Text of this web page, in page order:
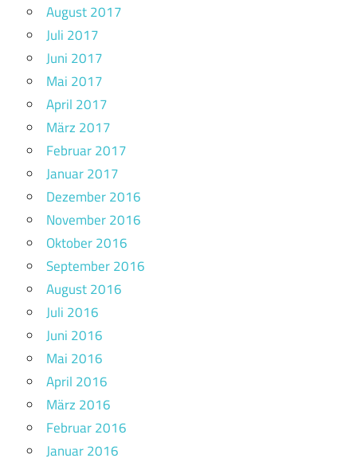
August 2017
Juli 2017
Juni 2017
Mai 2017
April 2017
März 2017
Februar 2017
Januar 2017
Dezember 2016
November 2016
Oktober 2016
September 2016
August 2016
Juli 2016
Juni 2016
Mai 2016
April 2016
März 2016
Februar 2016
Januar 2016